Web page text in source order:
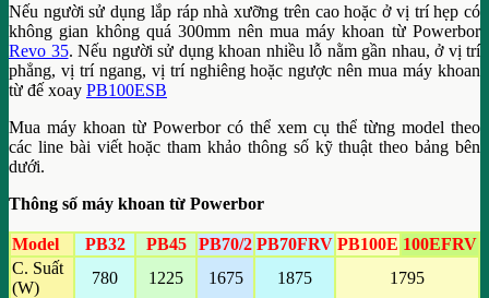
Nếu người sử dụng lắp ráp nhà xưỡng trên cao hoặc ở vị trí hẹp có
không gian không quá 300mm nên mua máy khoan từ Powerbor
Revo 35. Nếu người sử dụng khoan nhiều lỗ nằm gần nhau, ở vị trí
phẳng, vị trí ngang, vị trí nghiêng hoặc ngược nên mua máy khoan
từ đế xoay PB100ESB
Mua máy khoan từ Powerbor có thể xem cụ thể từng model theo
các line bài viết hoặc tham khảo thông số kỹ thuật theo bảng bên
dưới.
Thông số máy khoan từ Powerbor
Model PB32 PB45 PB70/2 PB70FRV PB100E 100EFRV
C. Suất
(W)
780 1225 1675 1875
1795